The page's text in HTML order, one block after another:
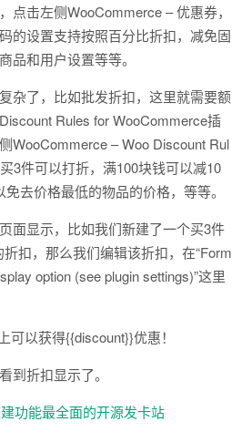
点击左侧WooCommerce – 优惠券，
的设置支持按照百分比折扣，减免固
品和用户设置等等。
杂了，比如批发折扣，这里就需要额
Rules for WooCommerce插
WooCommerce – Woo Discount Rul
3件可以打折，满100块钱可以减10
去价格最低的物品的价格，等等。
面显示，比如我们新建了一个买3件
扣，那么我们编辑该折扣，在“Form
option (see plugin settings)”这里
可以获得{{discount}}优惠！
到折扣显示了。